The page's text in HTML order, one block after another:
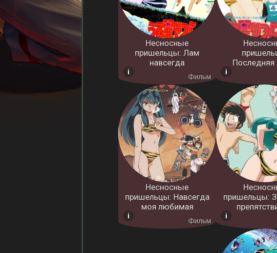
Несносные
пришельцы: Лам
навсегда
Фильм
Последняя
Несносные
пришельцы: Навсегда
моя любимая
Фильм
пришельцы: